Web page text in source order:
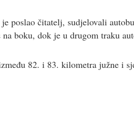
poslao čitatelj, sudjelovali
boku, dok je u drugom traku
82. i 83. kilometra južne i